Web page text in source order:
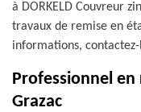
à DORKELD Couvreur
travaux de remise en
informations,
Professionnel
Grazac